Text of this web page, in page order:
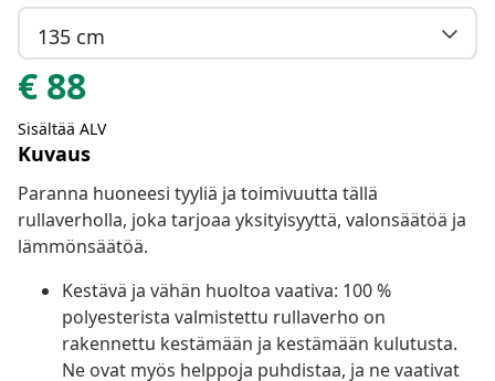
135 cm
€ 88
Sisältää ALV
Kuvaus
Paranna huoneesi tyyliä ja toimivuutta tällä
rullaverholla, joka tarjoaa yksityisyyttä, valonsäätöä ja
lämmönsäätöä.
Kestävä ja vähän huoltoa vaativa: 100 %
polyesterista valmistettu rullaverho on
rakennettu kestämään ja kestämään kulutusta.
Ne ovat myös helppoja puhdistaa, ja ne vaativat